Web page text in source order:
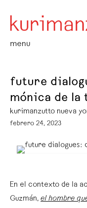
menu
future
mónica de la
kurimanzutto nueva
febrero 24, 2023
En el contexto de la
Guzmán, el hombre